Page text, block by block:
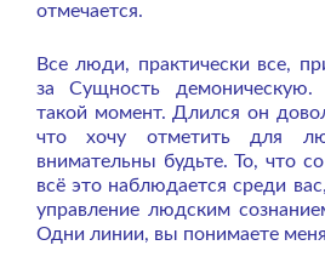
отмечается.
Все люди, практически все,
за Сущность
такой момент. Длился он
что хочу отметить для
внимательны будьте. То, что
всё это наблюдается среди
управление людским
Одни линии, вы понимаете